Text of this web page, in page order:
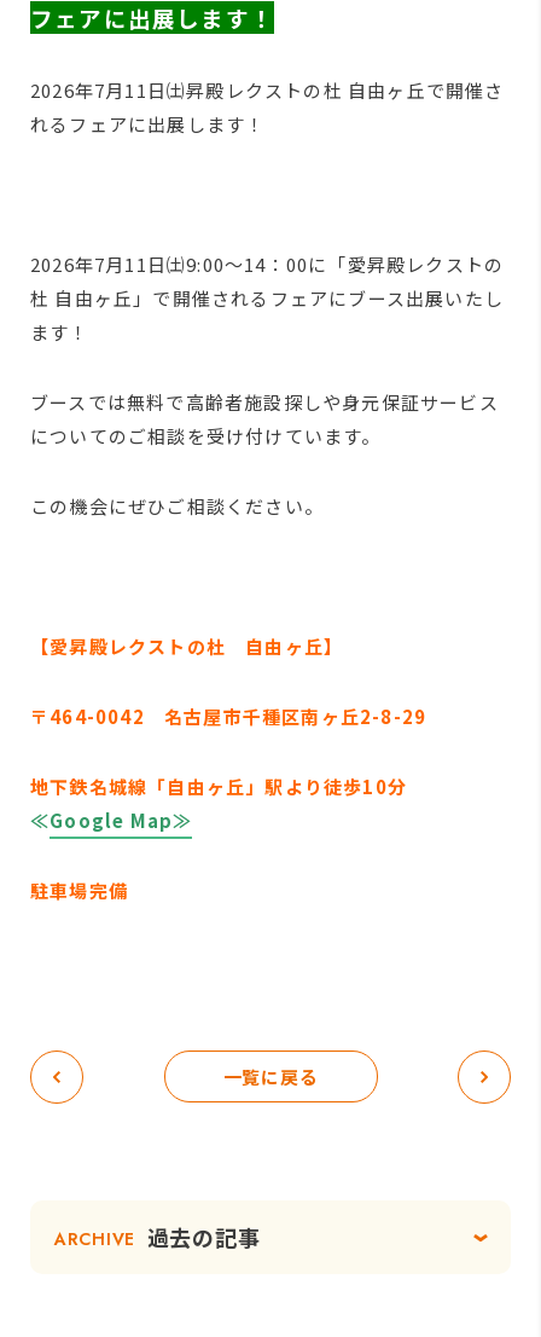
フェアに出展します！
2026年7月11日㈯昇殿レクストの杜 自由ヶ丘で開催さ
れるフェアに出展します！
2026年7月11日㈯9:00～14：00に「愛昇殿レクストの
杜 自由ヶ丘」で開催されるフェアにブース出展いたし
ます！
ブースでは無料で高齢者施設探しや身元保証サービス
についてのご相談を受け付けています。
この機会にぜひご相談ください。
【愛昇殿レクストの杜 自由ヶ丘】
〒464-0042 名古屋市千種区南ヶ丘2-8-29
地下鉄名城線「自由ヶ丘」駅より徒歩10分
≪Google Map≫
駐車場完備
一覧に戻る
ARCHIVE 過去の記事